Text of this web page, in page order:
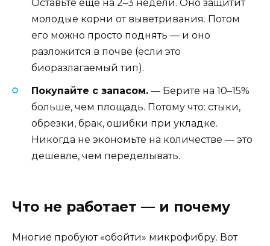
Оставьте ещё на 2–3 недели. Оно защитит
молодые корни от выветривания. Потом
его можно просто поднять — и оно
разложится в почве (если это
биоразлагаемый тип).
Покупайте с запасом. — Берите на 10–15%
больше, чем площадь. Потому что: стыки,
обрезки, брак, ошибки при укладке.
Никогда не экономьте на количестве — это
дешевле, чем переделывать.
Что не работает — и почему
Многие пробуют «обойти» микрофибру. Вот